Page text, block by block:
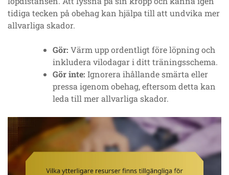
tidiga tecken på obehag kan hjälpa till att undvika mer
allvarliga skador.
Gör: Värm upp ordentligt före löpning och
inkludera vilodagar i ditt träningsschema.
Gör inte: Ignorera ihållande smärta eller
pressa igenom obehag, eftersom detta kan
leda till mer allvarliga skador.